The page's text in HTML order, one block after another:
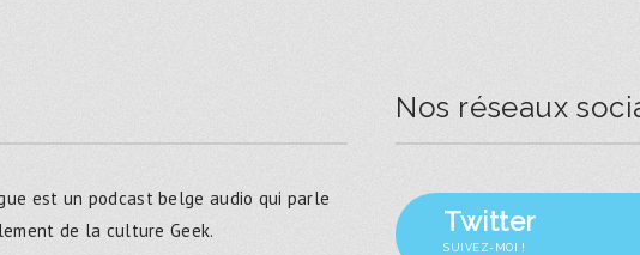
est un podcast belge audio qui parle
de la culture Geek.
Nos réseaux
Twitter
SUIVEZ-MOI !